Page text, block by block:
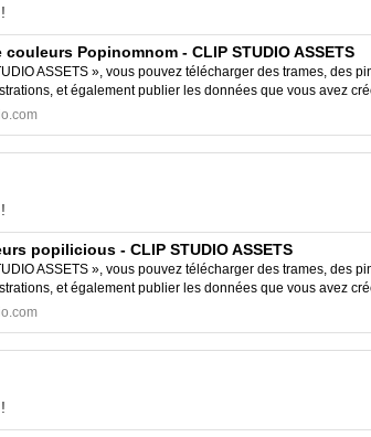
couleurs Popinomnom - CLIP STUDIO ASSETS
ASSETS », vous pouvez télécharger des trames, des
et également publier les données que vous avez
popilicious - CLIP STUDIO ASSETS
ASSETS », vous pouvez télécharger des trames, des
et également publier les données que vous avez